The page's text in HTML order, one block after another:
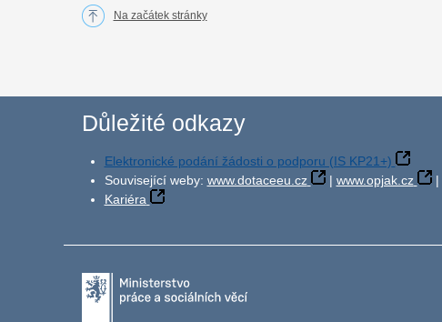
Na začátek stránky
Důležité odkazy
Elektronické podání žádosti o podporu (IS KP21+)
Související weby: www.dotaceeu.cz | www.opjak.cz |
Kariéra